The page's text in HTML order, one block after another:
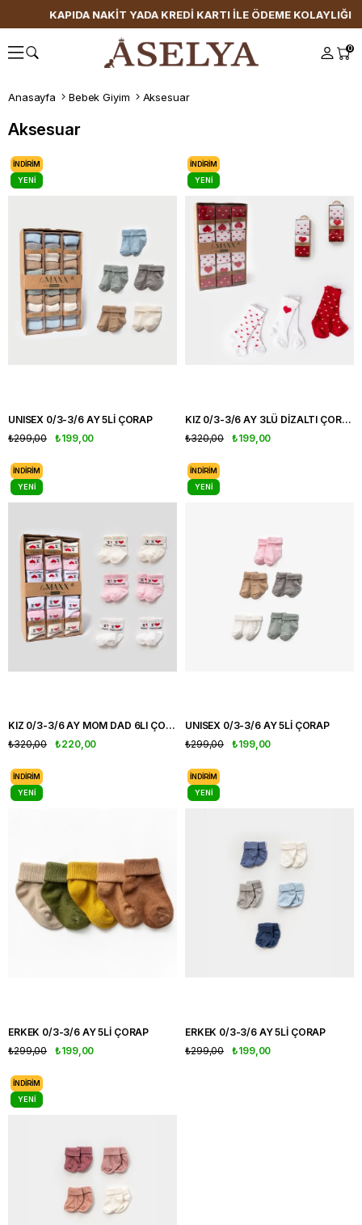
KAPIDA NAKİT YADA KREDİ KARTI İLE ÖDEME KOLAYLIĞI
0
Anasayfa Bebek Giyim Aksesuar
Aksesuar
UNISEX 0/3-3/6 AY 5Lİ ÇORAP
₺199,00
₺299,00
İNDIRIM
YENI
KIZ 0/3-3/6 AY 3LÜ DİZALTI ÇORAP
₺199,00
₺320,00
İNDIRIM
YENI
KIZ 0/3-3/6 AY MOM DAD 6LI ÇORAP
₺220,00
₺320,00
İNDIRIM
YENI
ÜRÜN
UNISEX 0/3-3/6 AY 5Lİ ÇORAP
₺199,00
₺299,00
İNDIRIM
YENI
ERKEK 0/3-3/6 AY 5Lİ ÇORAP
₺199,00
₺299,00
İNDIRIM
YENI
ERKEK 0/3-3/6 AY 5Lİ ÇORAP
₺199,00
₺299,00
İNDIRIM
YENI
İNDIRIM
YENI